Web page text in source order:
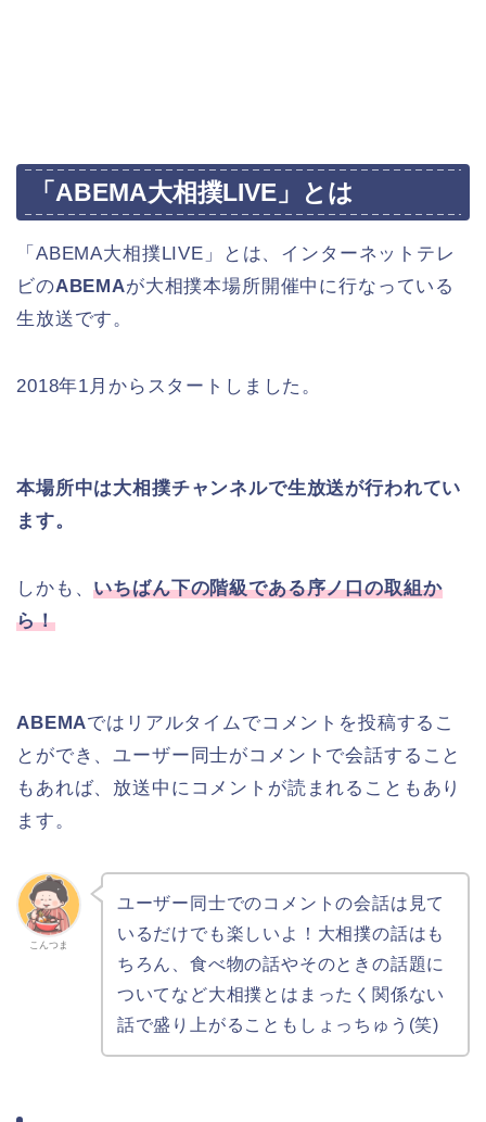
「ABEMA大相撲LIVE」とは
「ABEMA大相撲LIVE」とは、インターネットテレ
ビのABEMAが大相撲本場所開催中に行なっている
生放送です。
2018年1月からスタートしました。
本場所中は大相撲チャンネルで生放送が行われてい
ます。
しかも、いちばん下の階級である序ノ口の取組か
ら！
ABEMAではリアルタイムでコメントを投稿するこ
とができ、ユーザー同士がコメントで会話すること
もあれば、放送中にコメントが読まれることもあり
ます。
こんつま
ユーザー同士でのコメントの会話は見て
いるだけでも楽しいよ！大相撲の話はも
ちろん、食べ物の話やそのときの話題に
ついてなど大相撲とはまったく関係ない
話で盛り上がることもしょっちゅう(笑)